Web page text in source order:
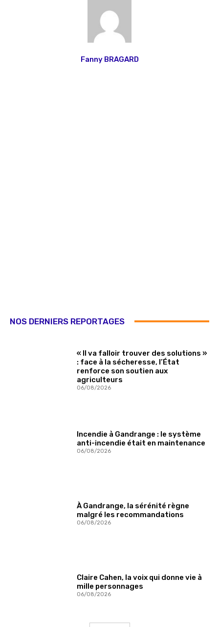
Fanny BRAGARD
NOS DERNIERS REPORTAGES
« Il va falloir trouver des solutions »
: face à la sécheresse, l’État
renforce son soutien aux
agriculteurs
06/08/2026
Incendie à Gandrange : le système
anti-incendie était en maintenance
06/08/2026
À Gandrange, la sérénité règne
malgré les recommandations
06/08/2026
Claire Cahen, la voix qui donne vie à
mille personnages
06/08/2026